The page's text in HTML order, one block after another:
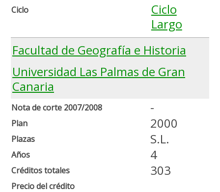
Ciclo
Ciclo
Largo
Facultad de Geografía e Historia
Universidad Las Palmas de Gran
Canaria
Nota de corte 2007/2008
Plan
Plazas
Años
Créditos totales
Precio del crédito
-
2000
S.L.
4
303